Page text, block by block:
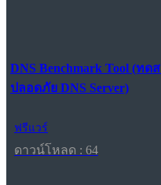
DNS Benchmark Tool (ท
ปลอดภัย DNS Server)
ฟรีแวร์
ดาวน์โหลด : 64